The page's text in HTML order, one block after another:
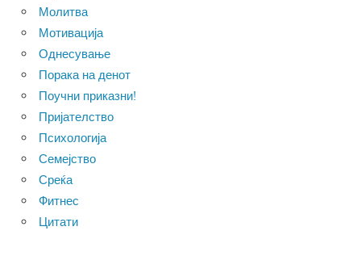
Молитва
Мотивација
Однесување
Порака на денот
Поучни приказни!
Пријателство
Психологија
Семејство
Среќа
Фитнес
Цитати